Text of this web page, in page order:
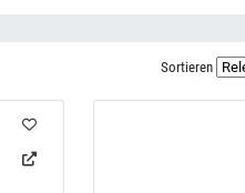
Sortieren